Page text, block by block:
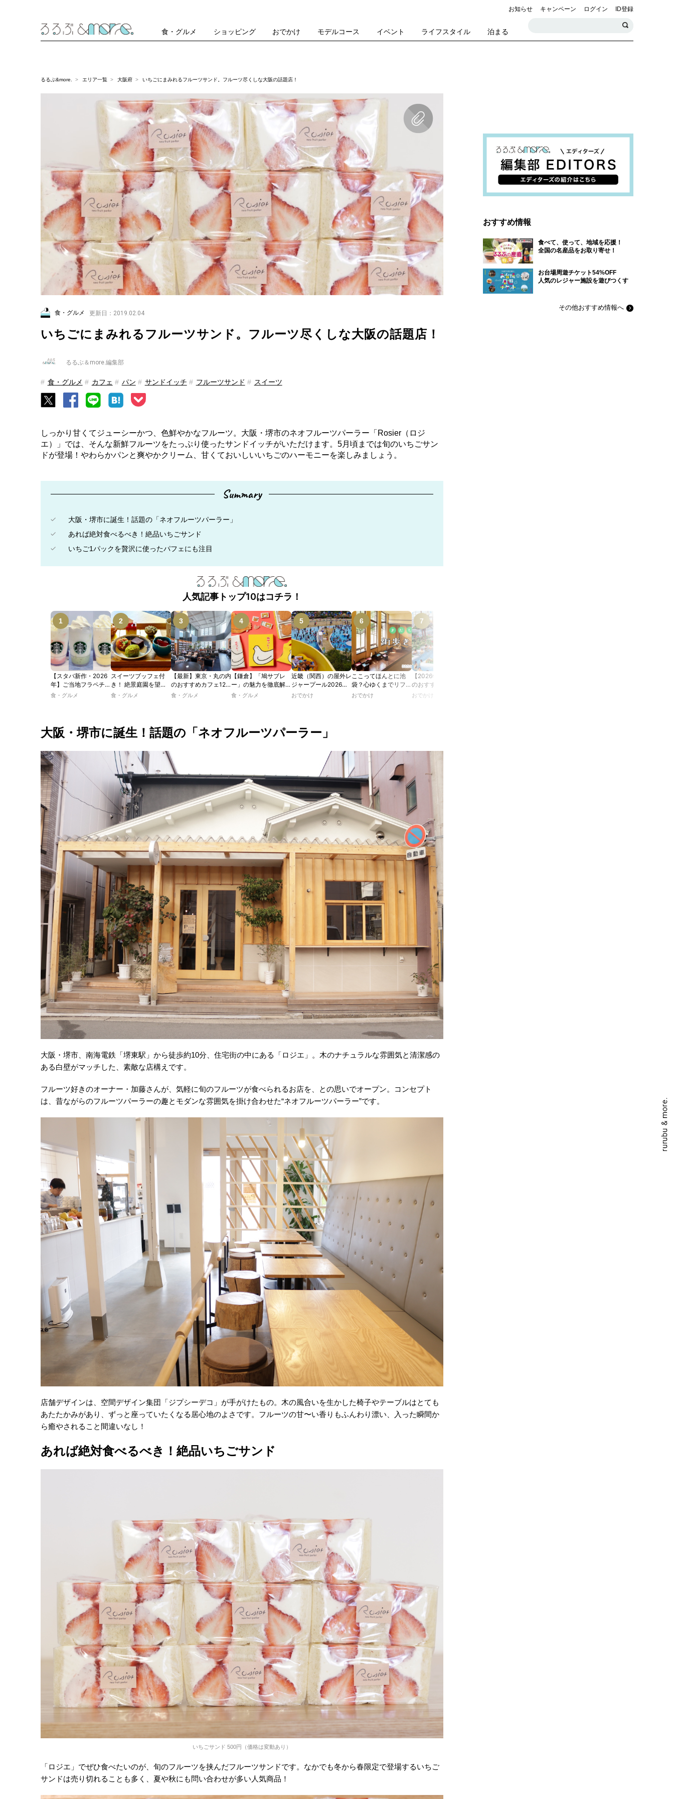
お知らせ キャンペーン ログイン ID登録
食・グルメ ショッピング おでかけ モデルコース イベント ライフスタイル 泊まる
るるぶ&more. エリア一覧 大阪府 いちごにまみれるフルーツサンド。フルーツ尽くしな大阪の話題店！
食・グルメ 更新日：2019.02.04
いちごにまみれるフルーツサンド。フルーツ尽くしな大阪の話題店！
るるぶ＆more.編集部
食・グルメ カフェ パン サンドイッチ フルーツサンド スイーツ
しっかり甘くてジューシーかつ、色鮮やかなフルーツ。大阪・堺市のネオフルーツパーラー「Rosier（ロジ
エ）」では、そんな新鮮フルーツをたっぷり使ったサンドイッチがいただけます。5月頃までは旬のいちごサン
ドが登場！やわらかパンと爽やかクリーム、甘くておいしいいちごのハーモニーを楽しみましょう。
Summary
大阪・堺市に誕生！話題の「ネオフルーツパーラー」
あれば絶対食べるべき！絶品いちごサンド
いちご1パックを贅沢に使ったパフェにも注目
人気記事トップ10はコチラ！
【スタバ新作・2026
年】ご当地フラペチー
ノが新登場！ 地域と
PROGRAM」が青
森・群馬・沖縄で始
食レポート
食・グルメ
スイーツブッフェ付
き！ 絶景庭園を望む
ホテルレストランで味
食・グルメ
【最新】東京・丸の内
のおすすめカフェ12
選｜ひとりでゆったり
ルラウンジまで！
食・グルメ
【鎌倉】「鳩サブレ
ー」の魅力を徹底解
説！ 定番商品から限
食・グルメ
近畿（関西）の屋外レ
ジャープール2026！
ウォータースライダー
おでかけ
ここってほんとに池
袋？心ゆくまでリフレ
ッシュできる池袋・街
おでかけ
【2026年最新】関東
のおすすめの屋内プー
ル人気10選
おでかけ
大阪・堺市に誕生！話題の「ネオフルーツパーラー」
大阪・堺市、南海電鉄「堺東駅」から徒歩約10分、住宅街の中にある「ロジエ」。木のナチュラルな雰囲気と清潔感の
ある白壁がマッチした、素敵な店構えです。
フルーツ好きのオーナー・加藤さんが、気軽に旬のフルーツが食べられるお店を、との思いでオープン。コンセプト
は、昔ながらのフルーツパーラーの趣とモダンな雰囲気を掛け合わせた“ネオフルーツパーラー”です。
店舗デザインは、空間デザイン集団「ジプシーデコ」が手がけたもの。木の風合いを生かした椅子やテーブルはとても
あたたかみがあり、ずっと座っていたくなる居心地のよさです。フルーツの甘〜い香りもふんわり漂い、入った瞬間か
ら癒やされること間違いなし！
あれば絶対食べるべき！絶品いちごサンド
いちごサンド 500円（価格は変動あり）
「ロジエ」でぜひ食べたいのが、旬のフルーツを挟んだフルーツサンドです。なかでも冬から春限定で登場するいちご
サンドは売り切れることも多く、夏や秋にも問い合わせが多い人気商品！
おすすめ情報
食べて、使って、地域を応援！
全国の名産品をお取り寄せ！
お台場周遊チケット54%OFF
人気のレジャー施設を遊びつくす
その他おすすめ情報へ